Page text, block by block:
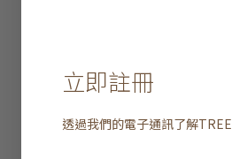
立即註冊
透過我們的電子通訊了解TREE